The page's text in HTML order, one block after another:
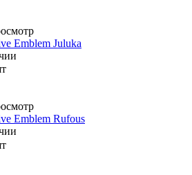
Emblem Juluka
Emblem Rufous